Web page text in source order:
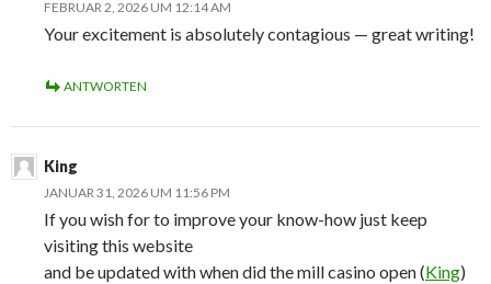
FEBRUAR 2, 2026 UM 12:14 AM
Your excitement is absolutely contagious — great writing!
ANTWORTEN
King
JANUAR 31, 2026 UM 11:56 PM
If you wish for to improve your know-how just keep
visiting this website
and be updated with when did the mill casino open (King)